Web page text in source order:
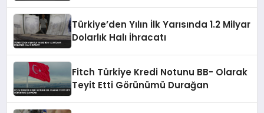
Türkiye’den Yılın İlk Yarısında 1.2 Milyar
Dolarlık Halı İhracatı
Fitch Türkiye Kredi Notunu BB- Olarak
Teyit Etti Görünümü Durağan